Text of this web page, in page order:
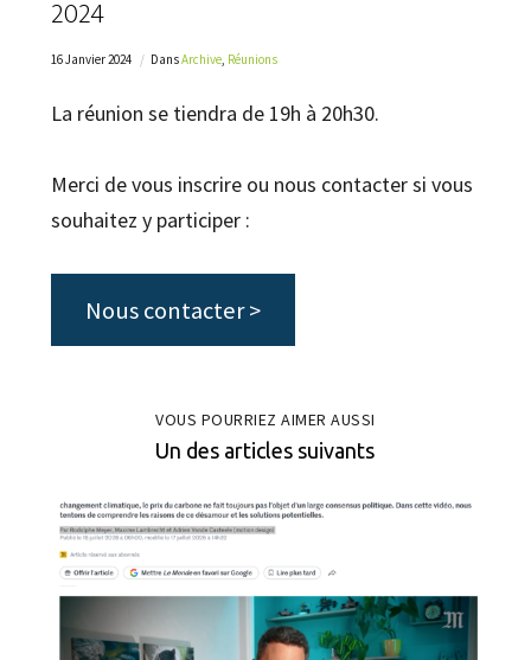
2024
16 Janvier 2024 DansArchive, Réunions
La réunion se tiendra de 19h à 20h30.
Merci de vous inscrire ou nous contacter si vous
souhaitez y participer :
Nous contacter >
VOUS POURRIEZ AIMER AUSSI
Un des articles suivants